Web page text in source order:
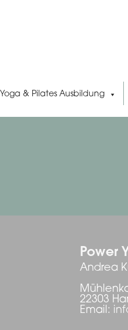
Yoga & Pilates Ausbildung
Power
Andrea
22303
Email: